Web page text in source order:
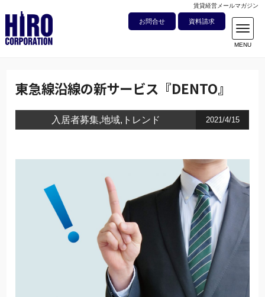
賃貸経営メールマガジン
お問合せ 資料請求
東急線沿線の新サービス『DENTO』
入居者募集 地域 トレンド 2021/4/15